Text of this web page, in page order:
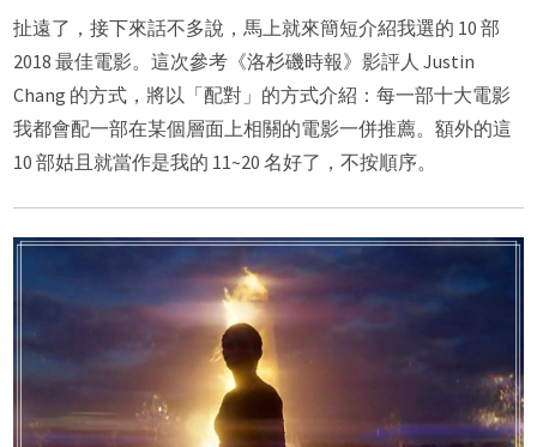
扯遠了，接下來話不多說，馬上就來簡短介紹我選的 10 部
2018 最佳電影。這次參考《洛杉磯時報》影評人 Justin
Chang 的方式，將以「配對」的方式介紹：每一部十大電影
我都會配一部在某個層面上相關的電影一併推薦。額外的這
10 部姑且就當作是我的 11~20 名好了，不按順序。